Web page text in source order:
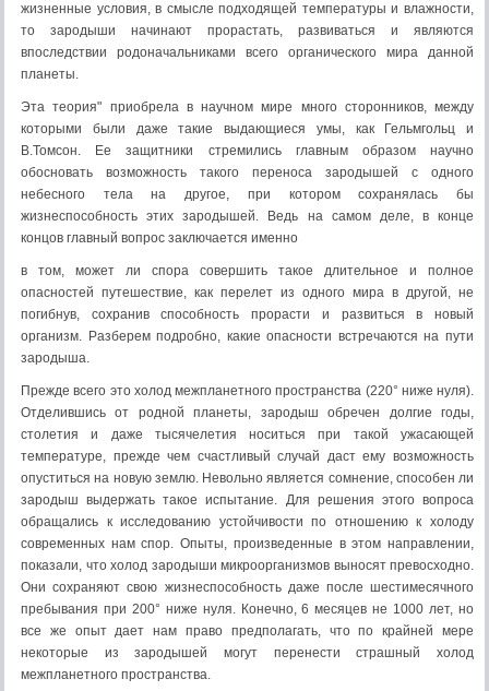
жизненные условия, в смысле подходящей температуры и влажности,
то зародыши начинают прорастать, разви­ваться и являются
впоследствии родоначальниками всего органического мира данной
планеты.
Эта теория" приобрела в научном мире много сторонников, между
которыми были даже такие выдающиеся умы, как Гельмгольц и
В.Томсон. Ее защитники стремились главным образом научно
обосновать возможность такого переноса зародышей с одного
небесного тела на дру­гое, при котором сохранялась бы
жизнеспособность этих зародышей. Ведь на самом деле, в конце
концов главный вопрос заключается именно
в том, может ли спора совершить такое длительное и полное
опасностей путешествие, как перелет из одного мира в другой, не
погибнув, сохранив способность прорасти и развиться в новый
организм. Разберем подробно, какие опасности встречаются на пути
зародыша.
Прежде всего это холод межпланетного пространства (220° ниже нуля).
Отделившись от родной планеты, зародыш обречен долгие годы,
столетия и даже тысячелетия носиться при такой ужасающей
температу­ре, прежде чем счастливый случай даст ему возможность
опуститься на новую землю. Невольно является сомнение, способен ли
зародыш выдержать такое испытание. Для решения этого вопроса
обращались к исследованию устойчивости по отношению к холоду
современных нам спор. Опыты, произведенные в этом направлении,
показали, что холод зародыши микроорганизмов выносят превосходно.
Они сохраняют свою жизнеспособность даже после шестимесячного
пребывания при 200° ниже нуля. Конечно, 6 месяцев не 1000 лет, но
все же опыт дает нам право предполагать, что по крайней мере
некоторые из зародышей могут пере­нести страшный холод
межпланетного пространства.